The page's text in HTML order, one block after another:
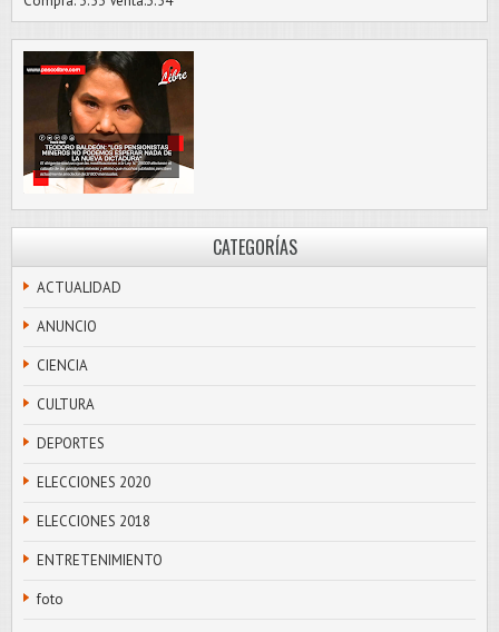
CATEGORÍAS
ACTUALIDAD
ANUNCIO
CIENCIA
CULTURA
DEPORTES
ELECCIONES 2020
ELECCIONES 2018
ENTRETENIMIENTO
foto